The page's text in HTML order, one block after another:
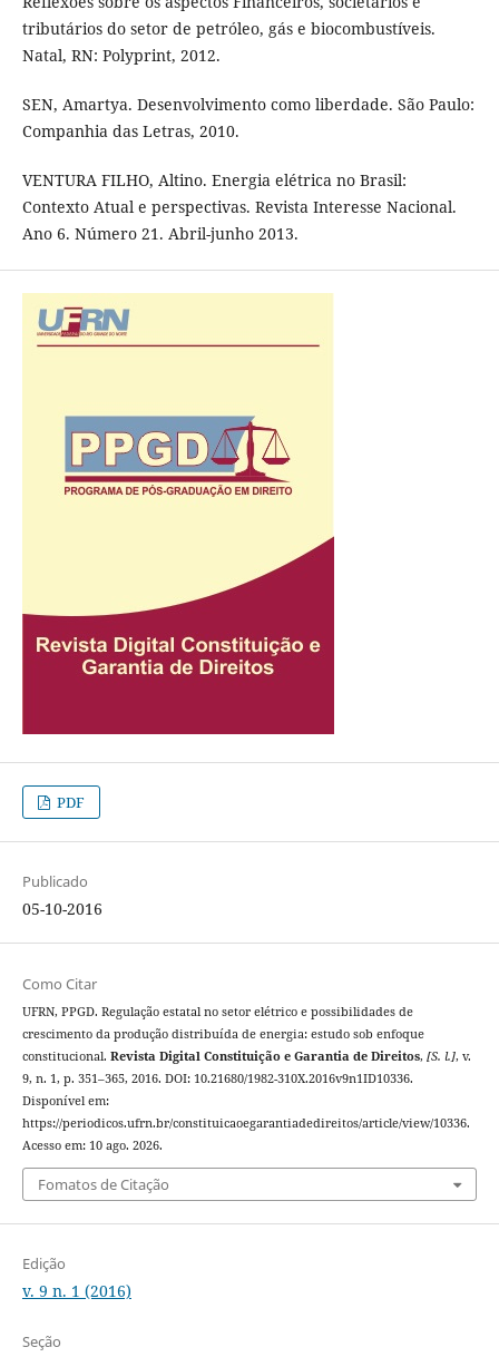
tributários do setor de petróleo, gás e biocombustíveis.
Natal, RN: Polyprint, 2012.
SEN, Amartya. Desenvolvimento como liberdade. São Paulo:
Companhia das Letras, 2010.
VENTURA FILHO, Altino. Energia elétrica no Brasil:
Contexto Atual e perspectivas. Revista Interesse Nacional.
Ano 6. Número 21. Abril-junho 2013.
PDF
Publicado
05-10-2016
Como Citar
UFRN, PPGD. Regulação estatal no setor elétrico e possibilidades de
crescimento da produção distribuída de energia: estudo sob enfoque
constitucional. Revista Digital Constituição e Garantia de Direitos, [S. l.], v.
9, n. 1, p. 351–365, 2016. DOI: 10.21680/1982-310X.2016v9n1ID10336.
Disponível em:
https://periodicos.ufrn.br/constituicaoegarantiadedireitos/article/view/10336.
Acesso em: 10 ago. 2026.
Fomatos de Citação
Edição
v. 9 n. 1 (2016)
Seção